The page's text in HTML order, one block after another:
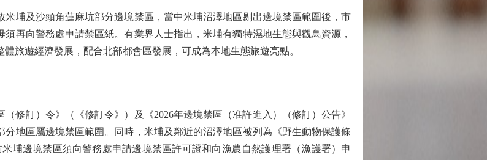
及沙頭角蓮麻坑部分邊境禁區，當中米埔沼澤地區剔出邊境禁區範圍後，市
再向警務處申請禁區紙。有業界人士指出，米埔有獨特濕地生態與觀鳥資源，
旅遊經濟發展，配合北部都會區發展，可成為本地生態旅遊亮點。
訂）令》（《修訂令》）及《2026年邊境禁區（准許進入）（修訂）公告》
分地區屬邊境禁區範圍。同時，米埔及鄰近的沼澤地區被列為《野生動物保護條
埔邊境禁區須向警務處申請邊境禁區許可證和向漁農自然護理署（漁護署）申